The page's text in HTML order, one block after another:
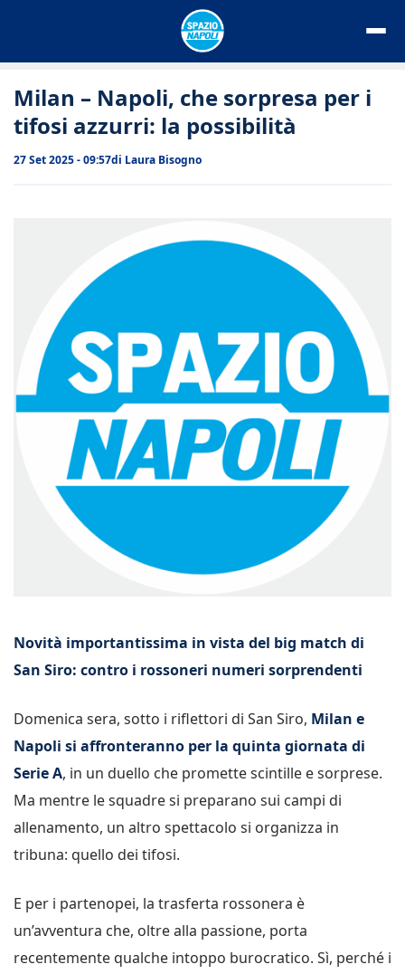
Milan – Napoli, che sorpresa per i
tifosi azzurri: la possibilità
27 Set 2025 - 09:57di Laura Bisogno
Novità importantissima in vista del big match di
San Siro: contro i rossoneri numeri sorprendenti
Domenica sera, sotto i riflettori di San Siro, Milan e
Napoli si affronteranno per la quinta giornata di
Serie A, in un duello che promette scintille e sorprese.
Ma mentre le squadre si preparano sui campi di
allenamento, un altro spettacolo si organizza in
tribuna: quello dei tifosi.
E per i partenopei, la trasferta rossonera è
un’avventura che, oltre alla passione, porta
recentemente qualche intoppo burocratico. Sì, perché i